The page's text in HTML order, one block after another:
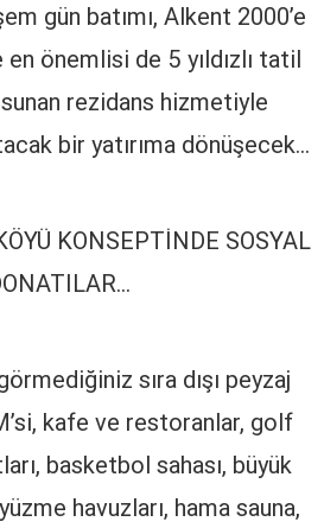
gün batımı, Alkent 2000’e
önemlisi de 5 yıldızlı tatil
rezidans hizmetiyle
bir yatırıma dönüşecek…
KONSEPTİNDE SOSYAL
sıra dışı peyzaj
kafe ve restoranlar, golf
basketbol sahası, büyük
havuzları, hama sauna,